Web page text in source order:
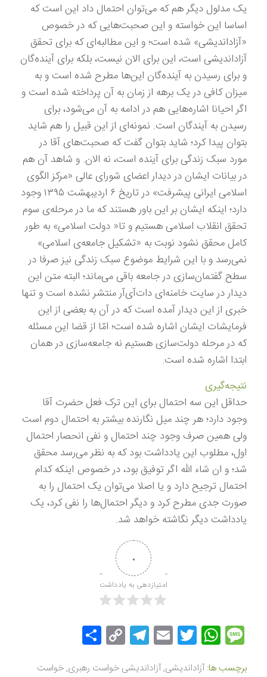
یک مدلول دیگر هم که می‌توان احتمال داد این است که
اساسا این خواسته و این صحبت‌هایی که در خصوص
«آزاداندیشی» شده است؛ و این مطالبه‌ای که برای تحقق
آزاداندیشی است، این برای الان نیست، بلکه برای آینده‌گان
و برای رسیدن به آینده‌گان این‌ها مطرح شده است و به
میزان کافی در یک برهه از زمان به آن پرداخته شده است و
اگر احیانا اشاره‌هایی هم در ادامه به آن می‌شود، برای
رسیدن به آیندگان است. نمونه‌ای از این قبیل را هم شاید
بتوان پیدا کرد؛ شاید بتوان گفت که صحبت‌های آقا در
مورد سبک زندگی برای آینده است، نه الان. و شاهد آن هم
در بیانات ایشان در دیداراعضای شورای عالی «مرکز الگوی
اسلامی ایرانی پیشرفت
» در تاریخ ۶ اردیبهشت ۱۳۹۵ وجود
دارد؛ اینکه ایشان بر این باور هستند که ما در مرحله‌ی سوم
تحقق انقلاب اسلامی هستیم و تا« دولت اسلامی» به طور
کامل محقق نشود نوبت به «تشکیل جامعه‌ی اسلامی»
نمی‌رسد و با این شرایط موضوع سبک زندگی نیز صرفا در
سطح گفتمان‌سازی در جامعه باقی می‌ماند؛ البته متن این
دیدار در سایت خامنه‌ای دات‌آی‌آر منتشر نشده است و تنها
خبری از این دیدار آمده است که در آن به بعضی از این
فرمایشات ایشان اشاره شده است؛‌ امّا از قضا این مسئله
که در مرحله دولت‌سازی هستیم نه جامعه‌سازی در همان
ابتدا اشاره شده است.
نتیجه‌گیری
حداقل این سه احتمال برای این ترک فعل حضرت آقا
وجود دارد؛ هر چند میل نگارنده بیشتر به احتمال دوم است
ولی همین صرف وجود چند احتمال و نفی انحصار احتمال
اول، مطلوب این یادداشت بود که به نظر می‌رسد محقق
شد؛ و ان شاء الله اگر توفیق بود، در خصوص اینکه کدام
احتمال ترجیح دارد و یا اصلا می‌توان یک احتمال را به
صورت جدی مطرح کرد و دیگر احتمال‌ها را نفی کرد، یک
یادداشت دیگر نگاشته خواهد شد.
۰
امتیازدهی به یادداشت
Message
WhatsApp
Twitter
Email
Telegram
Copy
Link
اشتراک
گذاری برچسب ها: آزاداندیشی,آزاداندیشی خواست رهبری,خواست